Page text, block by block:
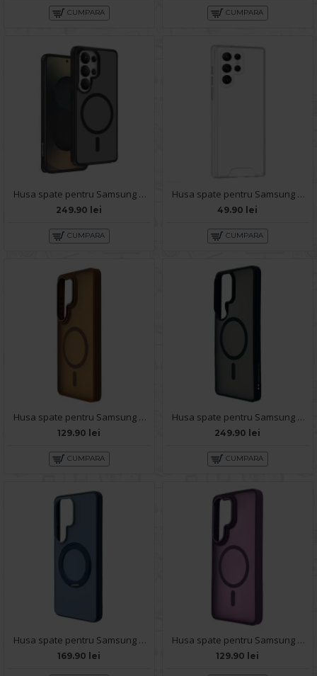
CUMPARA CUMPARA
Husa spate pentru Samsung Galaxy S26 Ultra Keephone Magpro - Negru
249.90 lei
CUMPARA
Husa spate pentru Samsung Galaxy S26 Ultra - Space Case
49.90 lei
CUMPARA
Husa spate pentru Samsung Galaxy S26 Ultra Matte Case Magsafe - Semitransparent/Gold
129.90 lei
CUMPARA
Husa spate pentru Samsung Galaxy S26 Ultra Keephone Mago Pro MagSafe - Black
249.90 lei
CUMPARA
Husa spate pentru Samsung Galaxy S26 Ultra Berlia 360 - Blue
169.90 lei
Husa spate pentru Samsung Galaxy S26 Ultra Matte Case Magsafe - Semitransparent/Purple
129.90 lei